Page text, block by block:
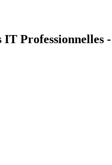
IT Professionnelles -